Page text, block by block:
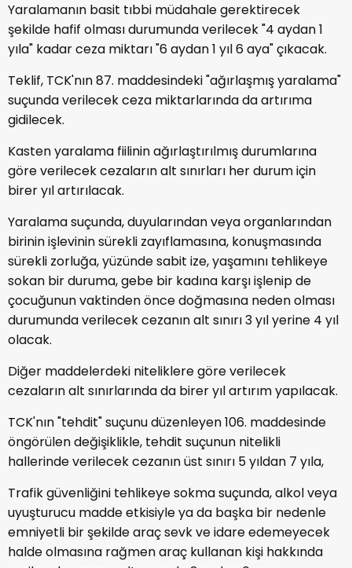
Yaralamanın basit tıbbi müdahale gerektirecek
şekilde hafif olması durumunda verilecek "4 aydan 1
yıla" kadar ceza miktarı "6 aydan 1 yıl 6 aya" çıkacak.
Teklif, TCK'nın 87. maddesindeki "ağırlaşmış yaralama"
suçunda verilecek ceza miktarlarında da artırıma
gidilecek.
Kasten yaralama fiilinin ağırlaştırılmış durumlarına
göre verilecek cezaların alt sınırları her durum için
birer yıl artırılacak.
Yaralama suçunda, duyularından veya organlarından
birinin işlevinin sürekli zayıflamasına, konuşmasında
sürekli zorluğa, yüzünde sabit ize, yaşamını tehlikeye
sokan bir duruma, gebe bir kadına karşı işlenip de
çocuğunun vaktinden önce doğmasına neden olması
durumunda verilecek cezanın alt sınırı 3 yıl yerine 4 yıl
olacak.
Diğer maddelerdeki niteliklere göre verilecek
cezaların alt sınırlarında da birer yıl artırım yapılacak.
TCK'nın "tehdit" suçunu düzenleyen 106. maddesinde
öngörülen değişiklikle, tehdit suçunun nitelikli
hallerinde verilecek cezanın üst sınırı 5 yıldan 7 yıla,
Trafik güvenliğini tehlikeye sokma suçunda, alkol veya
uyuşturucu madde etkisiyle ya da başka bir nedenle
emniyetli bir şekilde araç sevk ve idare edemeyecek
halde olmasına rağmen araç kullanan kişi hakkında